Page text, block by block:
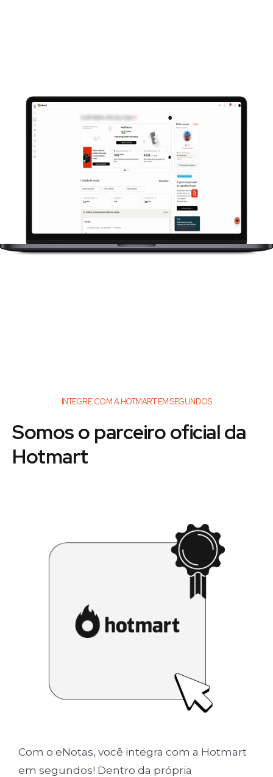
INTEGRE COM A HOTMART EM SEGUNDOS
Somos o parceiro oficial da
Hotmart
Com o eNotas, você integra com a Hotmart
em segundos! Dentro da própria